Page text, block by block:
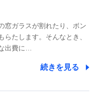
ため
のため
帯業務を行うため
窓ガラスが割れたり、ボン
たします。そんなとき、
出費に…
続きを見る